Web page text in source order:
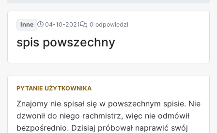
Inne 04-10-2021 0 odpowiedzi
spis powszechny
PYTANIE UŻYTKOWNIKA
Znajomy nie spisał się w powszechnym spisie. Nie
dzwonił do niego rachmistrz, więc nie odmówił
bezpośrednio. Dzisiaj próbował naprawić swój